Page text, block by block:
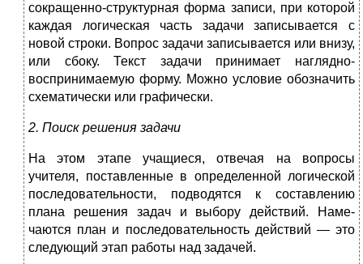
сокращенно-структурная форма записи, при которой
каждая логическая часть задачи записывается с
новой строки. Вопрос задачи записывается или внизу,
или сбоку. Текст задачи принима­ет наглядно-
воспринимаемую форму. Можно условие обозначить
схематически или графически.
2. Поиск решения задачи
На этом этапе учащиеся, отвечая на вопросы
учителя, постав­ленные в определенной логической
последовательности, подводят­ся к составлению
плана решения задач и выбору действий. Наме­
чаются план и последовательность действий — это
следующий этап работы над задачей.